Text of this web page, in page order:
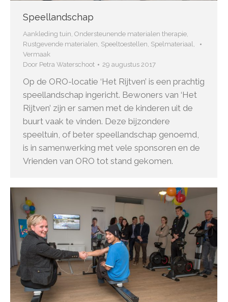
Speellandschap
Aankleding tuin Ondersteunende materialen therapie
Rustgevende materialen Speeltoestellen Spelmateriaal
Vermaak
Door Petra Waterschoot 29 augustus 2017
Op de ORO-locatie ‘Het Rijtven’ is een prachtig
speellandschap ingericht. Bewoners van ‘Het
Rijtven’ zijn er samen met de kinderen uit de
buurt vaak te vinden. Deze bijzondere
speeltuin, of beter speellandschap genoemd,
is in samenwerking met vele sponsoren en de
Vrienden van ORO tot stand gekomen.